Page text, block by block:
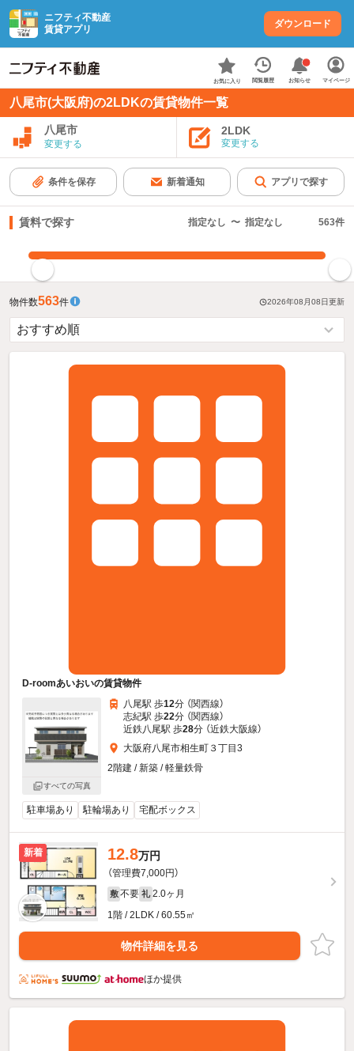
ニフティ不動産
賃貸アプリ
ダウンロード
お気に入り 閲覧履歴 お知らせ マイページ
八尾市(大阪府)の2LDKの賃貸物件一覧
八尾市
変更する
2LDK
変更する
条件を保存 新着通知 アプリで探す
賃料で探す 指定なし 〜 指定なし 563件
物件数563件 2026年08月08日更新
D-roomあいおいの賃貸物件
すべての写真
八尾駅 歩12分 （関西線）
志紀駅 歩22分 （関西線）
近鉄八尾駅 歩28分 （近鉄大阪線）
大阪府八尾市相生町３丁目3
2階建 / 新築 / 軽量鉄骨
駐車場あり 駐輪場あり 宅配ボックス
新着 12.8万円
（管理費7,000円）
敷 不要 礼 2.0ヶ月
1階 / 2LDK / 60.55㎡
物件詳細を見る
ほか提供